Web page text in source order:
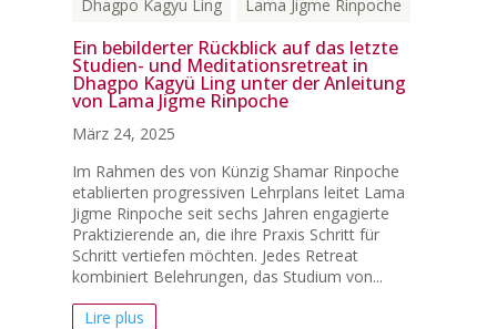
Dhagpo Kagyu Ling Lama Jigme Rinpoche
Ein bebilderter Rückblick auf das letzte
Studien- und Meditationsretreat in
Dhagpo Kagyü Ling unter der Anleitung
von Lama Jigme Rinpoche
März 24, 2025
Im Rahmen des von Künzig Shamar Rinpoche
etablierten progressiven Lehrplans leitet Lama
Jigme Rinpoche seit sechs Jahren engagierte
Praktizierende an, die ihre Praxis Schritt für
Schritt vertiefen möchten. Jedes Retreat
kombiniert Belehrungen, das Studium von...
Lire plus